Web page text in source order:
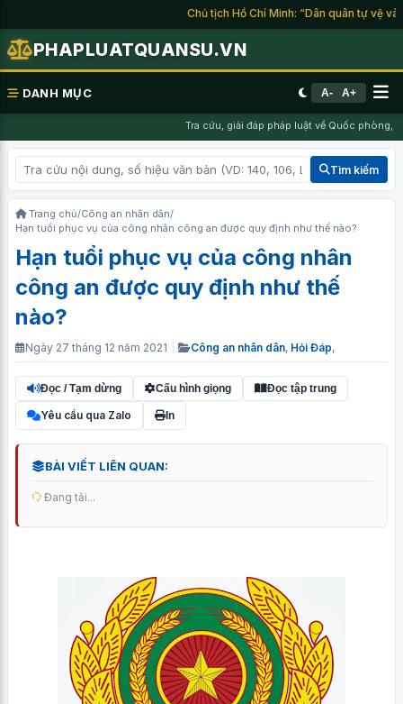
Chủ tịch Hồ Chí Minh: “Dân quân tự vệ
PHAPLUATQUANSU.VN
DANH MỤC A- A+
Tra cứu, giải đáp pháp luật về Quốc phòng,
Tìm kiếm
Trang chủ/Công an nhân dân/
Hạn tuổi phục vụ của công nhân công an được quy định như thế nào?
Hạn tuổi phục vụ của công nhân
công an được quy định như thế
nào?
Ngày 27 tháng 12 năm 2021 Công an nhân dân, Hỏi Đáp,
Đọc / Tạm dừng Cấu hình giọng Đọc tập trung
Yêu cầu qua Zalo In
BÀI VIẾT LIÊN QUAN:
Đang tải...